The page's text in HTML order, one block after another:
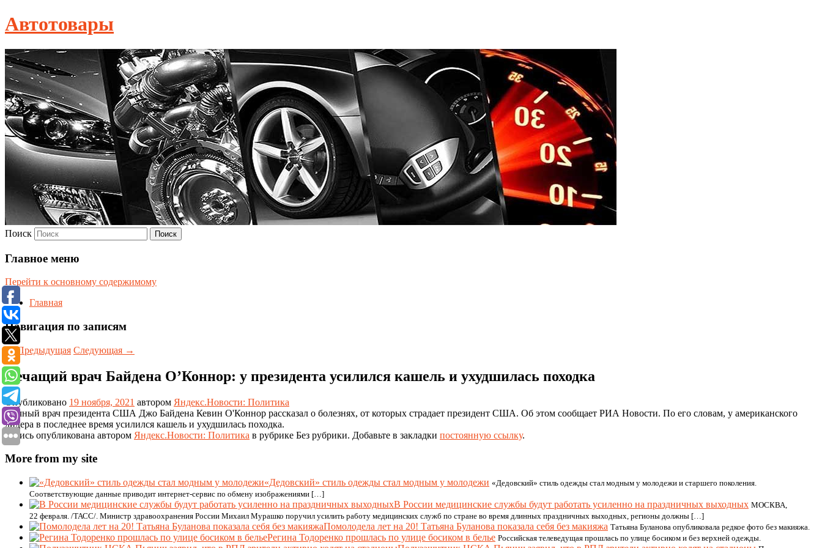
Автотовары
Поиск
Главное меню
Перейти к основному содержимому
Главная
Навигация по записям
←Предыдущая Следующая →
Лечащий врач Байдена О’Коннор: у президента усилился кашель и ухудшилась походка
Опубликовано 19 ноября, 2021 автором Яндекс.Новости: Политика
Личный врач президента США Джо Байдена Кевин О'Коннор рассказал о болезнях, от которых страдает президент США. Об этом сообщает РИА Новости. По его словам, у американского
лидера в последнее время усилился кашель и ухудшилась походка.
Запись опубликована автором Яндекс.Новости: Политика в рубрике Без рубрики. Добавьте в закладки постоянную ссылку.
More from my site
«Дедовский» стиль одежды стал модным у молодежи «Дедовский» стиль одежды стал модным у молодежи и старшего поколения.
Соответствующие данные приводит интернет-сервис по обмену изображениями […]
В России медицинские службы будут работать усиленно на праздничных выходных МОСКВА,
22 февраля. /ТАСС/. Министр здравоохранения России Михаил Мурашко поручил усилить работу медицинских служб по стране во время длинных праздничных выходных, регионы должны […]
Помолодела лет на 20! Татьяна Буланова показала себя без макияжа Татьяна Буланова опубликовала редкое фото без макияжа.
Регина Тодоренко прошлась по улице босиком в белье Российская телеведущая прошлась по улице босиком и без верхней одежды.